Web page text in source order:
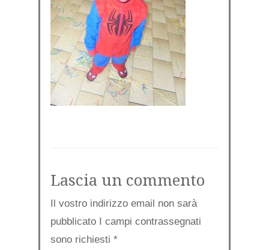
Lascia un commento
Il vostro indirizzo email non sarà
pubblicato I campi contrassegnati
sono richiesti *